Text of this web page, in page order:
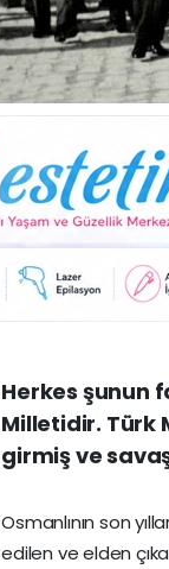
Herkes şunun
Milletidir. Türk
girmiş ve
Osmanlının son
edilen ve elden